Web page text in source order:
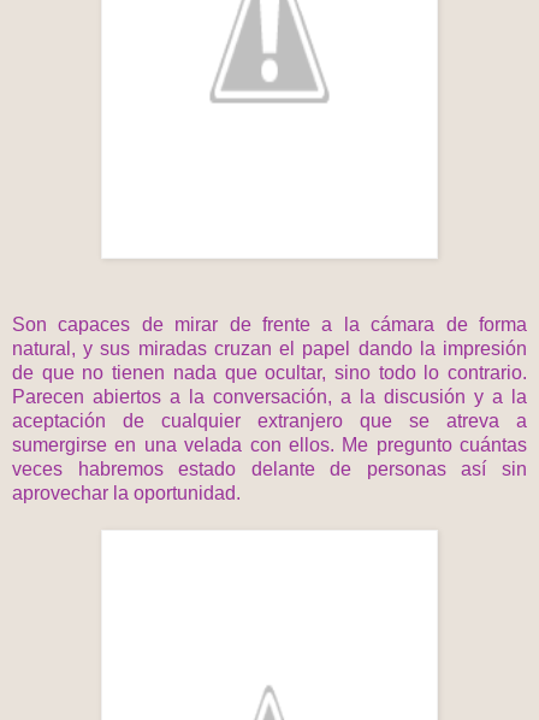
Son capaces de mirar de frente a la cámara de forma
natural, y sus miradas cruzan el papel dando la impresión
de que no tienen nada que ocultar, sino todo lo contrario.
Parecen abiertos a la conversación, a la discusión y a la
aceptación de cualquier extranjero que se atreva a
sumergirse en una velada con ellos. Me pregunto cuántas
veces habremos estado delante de personas así sin
aprovechar la oportunidad.